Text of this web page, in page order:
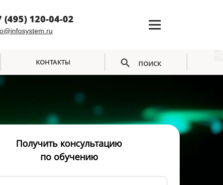
(495) 120-04-02
КОНТАКТЫ ПОИСК
Получить консультацию
по обучению